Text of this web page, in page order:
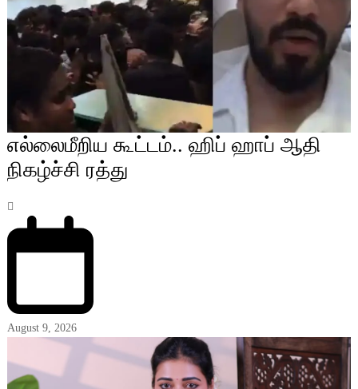
எல்லைமீறிய கூட்டம்.. ஹிப் ஹாப் ஆதி
நிகழ்ச்சி ரத்து
August 9, 2026